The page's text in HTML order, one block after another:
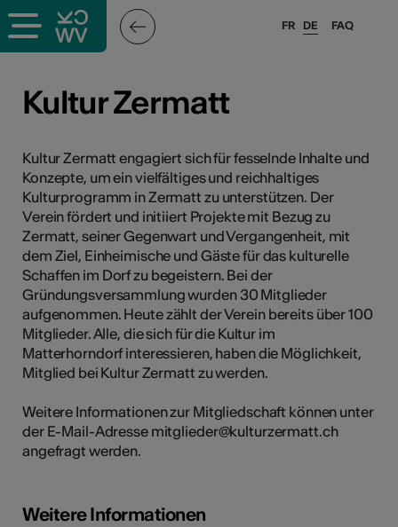
FAQ
FR DE
Kultur Zermatt
Kultur Zermatt engagiert sich für fesselnde Inhalte und
Konzepte, um ein vielfältiges und reichhaltiges
Kulturprogramm in Zermatt zu unterstützen. Der
Verein fördert und initiiert Projekte mit Bezug zu
Zermatt, seiner Gegenwart und Vergangenheit, mit
dem Ziel, Einheimische und Gäste für das kulturelle
Schaffen im Dorf zu begeistern. Bei der
Gründungsversammlung wurden 30 Mitglieder
aufgenommen. Heute zählt der Verein bereits über 100
Mitglieder. Alle, die sich für die Kultur im
Matterhorndorf interessieren, haben die Möglichkeit,
Mitglied bei Kultur Zermatt zu werden.
Weitere Informationen zur Mitgliedschaft können unter
der E-Mail-Adresse mitglieder@kulturzermatt.ch
angefragt werden.
Weitere Informationen